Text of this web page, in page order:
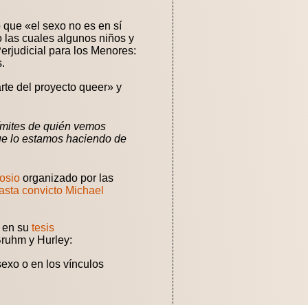
«el sexo no es en sí
las cuales algunos niños y
para los Menores:
del proyecto queer» y
de quién vemos
lo estamos haciendo de
organizado por las
convicto Michael
su tesis
y Hurley:
o en los vínculos